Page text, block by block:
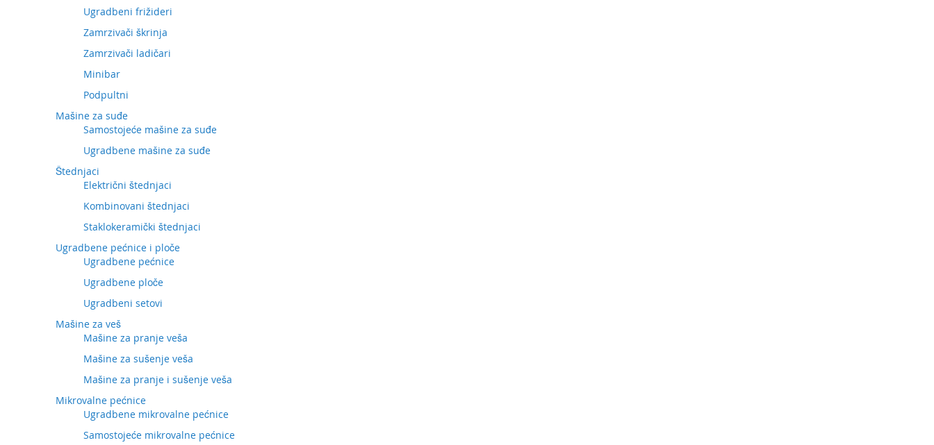
Ugradbeni frižideri
Zamrzivači škrinja
Zamrzivači ladičari
Minibar
Podpultni
Mašine za suđe
Samostojeće mašine za suđe
Ugradbene mašine za suđe
Štednjaci
Električni štednjaci
Kombinovani štednjaci
Staklokeramički štednjaci
Ugradbene pećnice i ploče
Ugradbene pećnice
Ugradbene ploče
Ugradbeni setovi
Mašine za veš
Mašine za pranje veša
Mašine za sušenje veša
Mašine za pranje i sušenje veša
Mikrovalne pećnice
Ugradbene mikrovalne pećnice
Samostojeće mikrovalne pećnice